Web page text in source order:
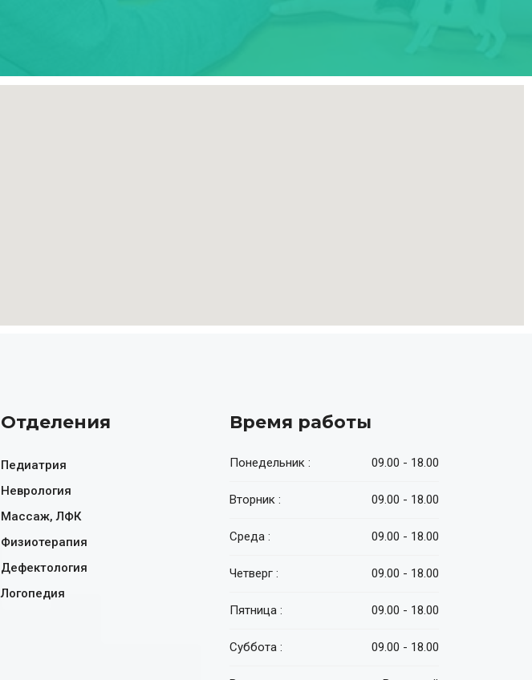
Отделения
Педиатрия
Неврология
Массаж, ЛФК
Физиотерапия
Дефектология
Логопедия
Время работы
Понедельник : 09.00 - 18.00
Вторник : 09.00 - 18.00
Среда : 09.00 - 18.00
Четверг : 09.00 - 18.00
Пятница : 09.00 - 18.00
Суббота : 09.00 - 18.00